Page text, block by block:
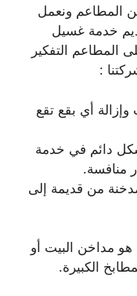
المطاعم ونعمل
خدمة غسيل
المطاعم التفكير
:
أي بقع تقع
دائم في خدمة
منافسة.
من قديمة إلى
مداخن البيت أو
الكبيرة.